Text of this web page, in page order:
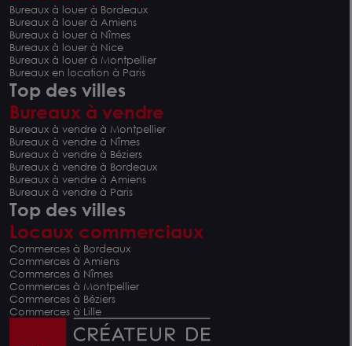
Bureaux à louer à Bordeaux
Bureaux à louer à Amiens
Bureaux à louer à Nîmes
Bureaux à louer à Nice
Bureaux à louer à Montpellier
Bureaux en location à Paris
Top des villes
Bureaux à vendre
Bureaux à vendre à Montpellier
Bureaux à vendre à Nîmes
Bureaux à vendre à Béziers
Bureaux à vendre à Bordeaux
Bureaux à vendre à Amiens
Bureaux à vendre à Paris
Top des villes
Locaux commerciaux
Commerces à Bordeaux
Commerces à Amiens
Commerces à Nîmes
Commerces à Montpellier
Commerces à Béziers
Commerces à Lille